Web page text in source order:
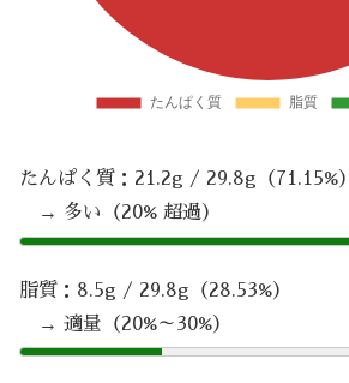
たんぱく質：21.2g / 29.8g（71.15%）
→ 多い（20% 超過）
脂質：8.5g / 29.8g（28.53%）
→ 適量（20%～30%）